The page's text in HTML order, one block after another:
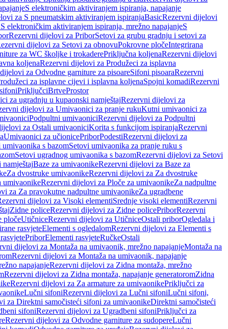
S elektroničkim aktiviranjem ispiranja, napajanje
za S pneumatskim aktiviranjem ispiranjaBasicRezervni dijelovi
elektroničkim aktiviranjem ispiranja, mrežno napajanjeS
Rezervni dijelovi za PriborSetovi za grubu gradnju i setovi za
dijelovi za Setovi za obnovuPokrovne pločeIntegrirana
za WC školjke i trokaderePriključna koljenaRezervni dijelovi
koljenaRezervni dijelovi za Produžeci za isplavna
za Odvodne garniture za pisoareSifoni pisoaraRezervni
za isplavne cijevi i isplavna koljenaSpojni komadiRezervni
PriključciBrtveProstor
za ugradnju u kupaonski namještajRezervni dijelovi za
dijelovi za Umivaonici za pranje rukuKutni umivaonici za
Podpultni umivaoniciRezervni dijelovi za Podpultni
za Ostali umivaoniciKorita s funkcijom ispiranjaRezervni
Umivaonici za učionicePriborPodestiRezervni dijelovi za
umivaonika s bazomSetovi umivaonika za pranje ruku s
Setovi ugradnog umivaonika s bazomRezervni dijelovi za Setovi
Baze za umivaonikeRezervni dijelovi za Baze za
Za dvostruke umivaonikeRezervni dijelovi za Za dvostruke
umivaonikeRezervni dijelovi za Ploče za umivaonikeZa nadpultne
za Za pravokutne nadpultne umivaonikeZa ugradbene
dijelovi za Visoki elementiSrednje visoki elementiRezervni
Zidne policeRezervni dijelovi za Zidne policePriborRezervni
pločeUtičniceRezervni dijelovi za UtičniceOstali priborOgledala i
rasvjeteElementi s ogledalomRezervni dijelovi za Elementi s
PriborElementi rasvjeteRučkeOstali
dijelovi za Montaža na umivaonik, mrežno napajanjeMontaža na
Rezervni dijelovi za Montaža na umivaonik, napajanje
napajanjeRezervni dijelovi za Zidna montaža, mrežno
Rezervni dijelovi za Zidna montaža, napajanje generatoromZidna
Rezervni dijelovi za Za armature za umivaonikePriključci za
Lučni sifoniRezervni dijelovi za Lučni sifoniLučni sifoni,
za Direktni samočisteći sifoni za umivaonikeDirektni samočisteći
sifoniRezervni dijelovi za Ugradbeni sifoniPriključci za
Rezervni dijelovi za Odvodne garniture za sudopereLučni